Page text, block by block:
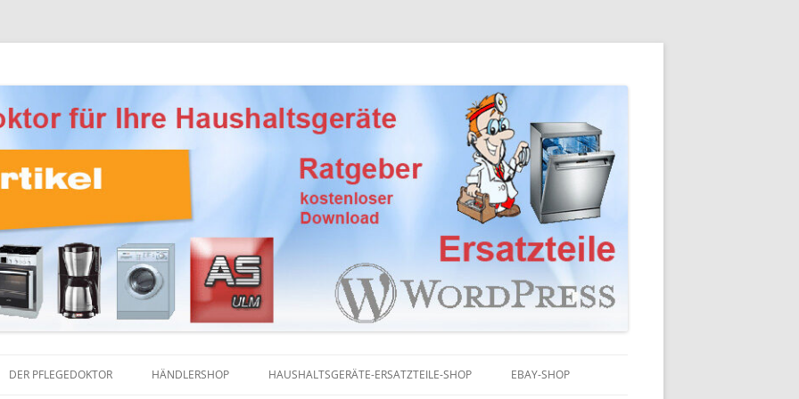
Haushaltsgeräte
DER PFLEGEDOKTOR HÄNDLERSHOP HAUSHALTSGERÄTE-ERSATZTEILE-SHOP EBAY-SHOP